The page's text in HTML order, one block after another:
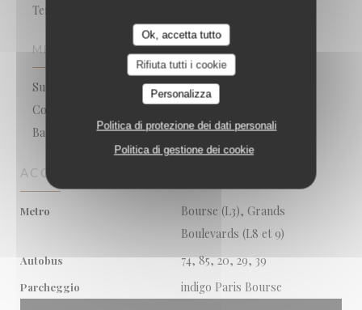
Ok, accetta tutto
Rifiuta tutti i cookie
Personalizza
Politica di protezione dei dati personali
Politica di gestione dei cookie
Terrazzo
METODO DI PAGAMENTO
Sunday, Apple Pay, Pagamento mobile, Buoni pasto,
Contactless Payment, Titoli Restaurant, Contanti, Visa,
Bancomat
ACCESSO
Metro
Bourse (L3), Grands
Boulevards (L8 et 9)
Autobus 74, 85, 20, 29, 39
Parcheggio indigo Paris Bourse